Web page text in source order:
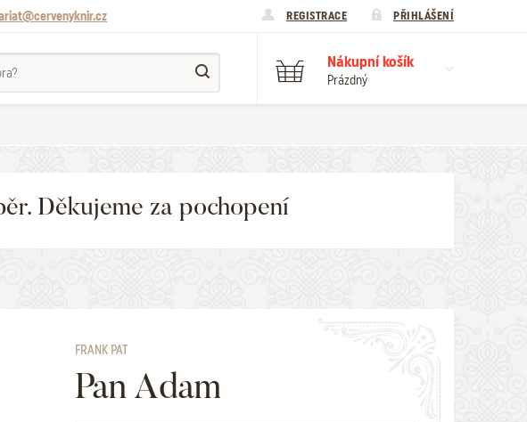
REGISTRACE PŘIHLÁŠENÍ
Nákupní košík
Prázdný
Děkujeme za pochopení
FRANK PAT
Pan Adam